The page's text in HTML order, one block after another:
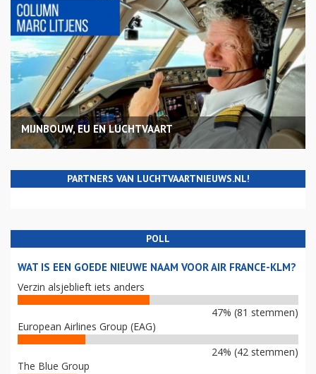
MIJNBOUW, EU EN LUCHTVAART
PARTNERS VAN LUCHTVAARTNIEUWS.NL!
POLL
WAT IS EEN GOEDE NIEUWE NAAM VOOR AIR FRANCE-KLM?
Verzin alsjeblieft iets anders
47% (81 stemmen)
European Airlines Group (EAG)
24% (42 stemmen)
The Blue Group